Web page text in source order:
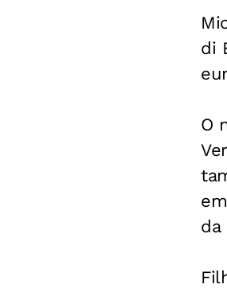
di
O
da